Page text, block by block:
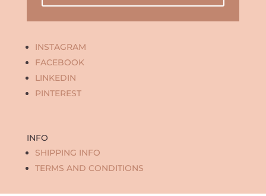
INSTAGRAM
FACEBOOK
LINKEDIN
PINTEREST
INFO
SHIPPING INFO
TERMS AND CONDITIONS